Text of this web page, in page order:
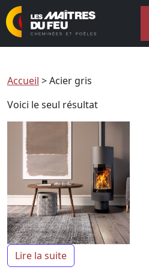
Accueil >Acier gris
Voici le seul résultat
Lire la suite